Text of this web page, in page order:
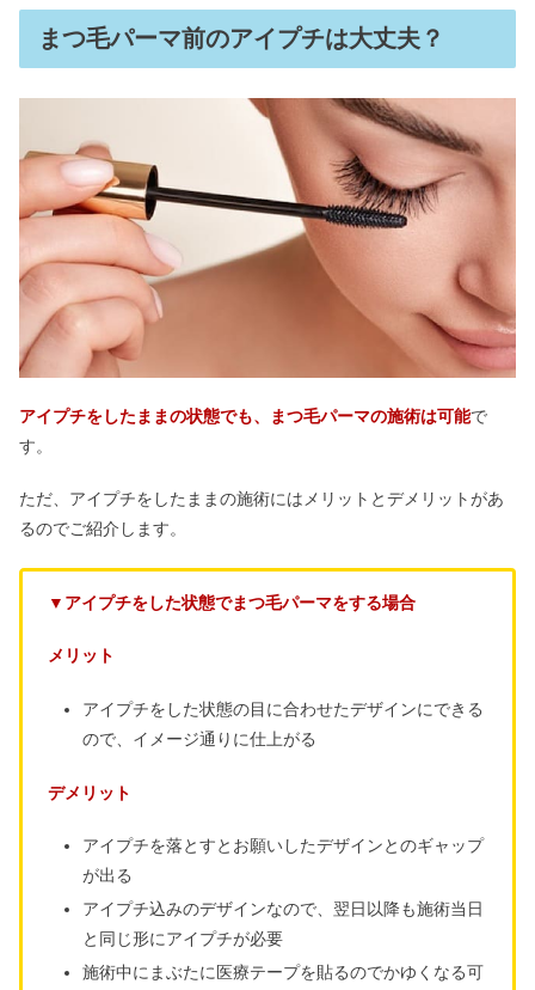
まつ毛パーマ前のアイプチは大丈夫？
アイプチをしたままの状態でも、まつ毛パーマの施術は可能で
す。
ただ、アイプチをしたままの施術にはメリットとデメリットがあ
るのでご紹介します。
▼アイプチをした状態でまつ毛パーマをする場合
メリット
アイプチをした状態の目に合わせたデザインにできる
ので、イメージ通りに仕上がる
デメリット
アイプチを落とすとお願いしたデザインとのギャップ
が出る
アイプチ込みのデザインなので、翌日以降も施術当日
と同じ形にアイプチが必要
施術中にまぶたに医療テープを貼るのでかゆくなる可